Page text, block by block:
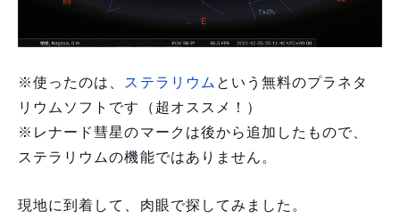
※使ったのは、 ステラリウム という無料のプラネタ
リウムソフトです（超オススメ！）
※レナード彗星のマークは後から追加したもので、
ステラリウムの機能ではありません。
現地に到着して、肉眼で探してみました。